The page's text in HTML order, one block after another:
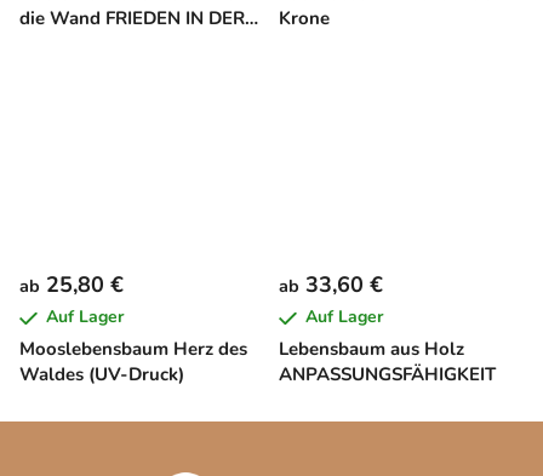
die Wand FRIEDEN IN DER
Krone
Mooslebensbaum Herz des
Waldes (UV-Druck)
ab 25,80 €
Auf Lager
Lebensbaum aus Holz
ANPASSUNGSFÄHIGKEIT
ab 33,60 €
Auf Lager